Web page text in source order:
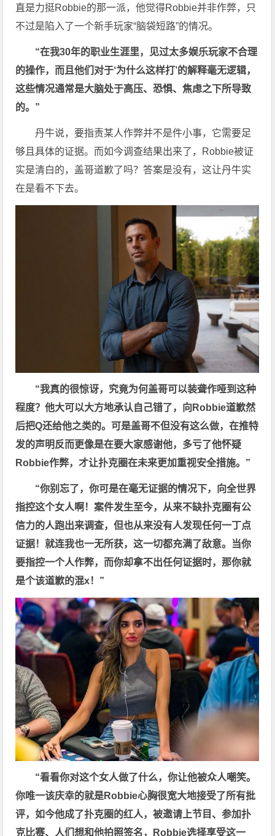
直是力挺Robbie的那一派，他觉得Robbie并非作弊，只
不过是陷入了一个新手玩家“脑袋短路”的情况。
“在我30年的职业生涯里，见过太多娱乐玩家不合理
的操作，而且他们对于‘为什么这样打’的解释毫无逻辑，
这些情况通常是大脑处于高压、恐惧、焦虑之下所导致
的。”
丹牛说，要指责某人作弊并不是件小事，它需要足
够且具体的证据。而如今调查结果出来了，Robbie被证
实是清白的，盖哥道歉了吗？答案是没有，这让丹牛实
在是看不下去。
“我真的很惊讶，究竟为何盖哥可以装聋作哑到这种
程度？他大可以大方地承认自己错了，向Robbie道歉然
后把Q还给他之类的。可是盖哥不但没有这么做，在推特
发的声明反而更像是在要大家感谢他，多亏了他怀疑
Robbie作弊，才让扑克圈在未来更加重视安全措施。”
“你别忘了，你可是在毫无证据的情况下，向全世界
指控这个女人啊！案件发生至今，从来不缺扑克圈有公
信力的人跑出来调查，但也从来没有人发现任何一丁点
证据！就连我也一无所获，这一切都充满了敌意。当你
要指控一个人作弊，而你却拿不出任何证据时，那你就
是个该道歉的混x！”
“看看你对这个女人做了什么，你让他被众人嘲笑。
你唯一该庆幸的就是Robbie心胸很宽大地接受了所有批
评，如今他成了扑克圈的红人，被邀请上节目、参加扑
克比赛、人们想和他拍照签名，Robbie选择享受这一